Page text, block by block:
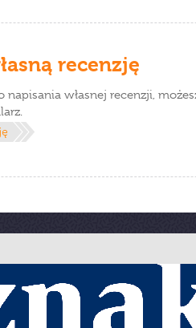
recenzję
napisania własnej recenzji,